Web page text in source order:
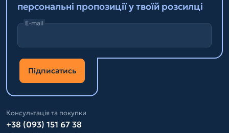
персональні пропозиції у твоїй розсилці
E-mail
Підписатись
Консультація та покупки
+38 (093) 151 67 38